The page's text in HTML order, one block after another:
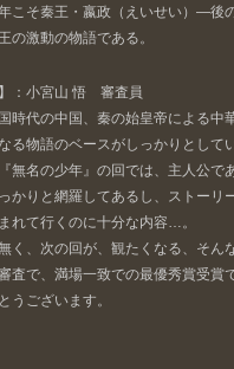
こそ秦王・嬴政（えいせい）―後
の激動の物語である。
】：小宮山 悟 審査員
時代の中国、秦の始皇帝による中
る物語のベースがしっかりとして
無名の少年』の回では、主人公で
かりと網羅してあるし、ストー
れて行くのに十分な内容…。
く、次の回が、観たくなる、そん
査で、満場一致での最優秀賞受賞
うございます。